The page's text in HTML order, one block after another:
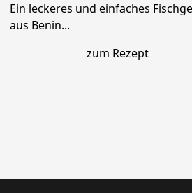
Ein leckeres und einfaches
aus Benin...
zum Rezept